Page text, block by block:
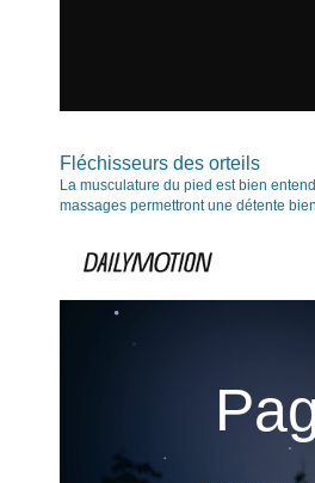
Fléchisseurs des orteils
La musculature du pied est bien
massages permettront une détente